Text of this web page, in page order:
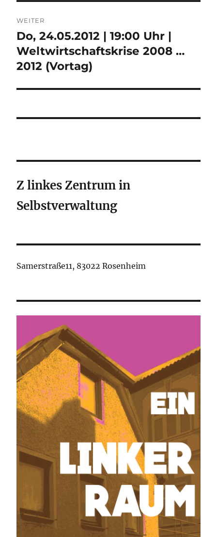
WEITER
Nächster
Beitrag:
Do, 24.05.2012 | 19:00 Uhr |
Weltwirtschaftskrise 2008 …
2012 (Vortag)
Z linkes Zentrum in
Selbstverwaltung
Samerstraße11, 83022 Rosenheim